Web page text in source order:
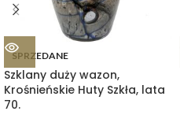
SPRZEDANE
Szklany duży wazon,
Krośnieńskie Huty Szkła, lata
70.